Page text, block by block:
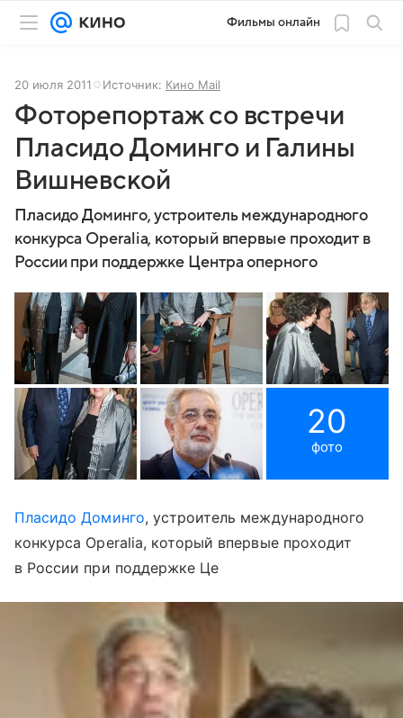
Фильмы онлайн
20 июля 2011 Источник: Кино Mail
Фоторепортаж со встречи
Пласидо Доминго и Галины
Вишневской
Пласидо Доминго, устроитель международного
конкурса Operalia, который впервые проходит в
России при поддержке Центра оперного
20
фото
Пласидо Доминго, устроитель международного
конкурса Operalia, который впервые проходит
в России при поддержке Це